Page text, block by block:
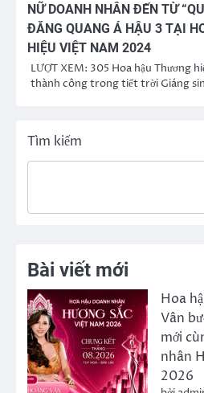
NỮ DOANH NHÂN ĐẾN TỪ
ĐĂNG QUANG Á HẬU 3 TẠI
HIỆU VIỆT NAM 2024
LƯỢT XEM: 305 Hoa hậu Thương
thành công trong tiết trời Giáng
Tìm kiếm
Bài viết mới
Hoa
Vân
mới
nhân
2026